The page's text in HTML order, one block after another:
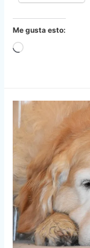
Me gusta esto:
Cargando...